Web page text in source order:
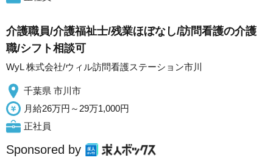
介護職員/介護福祉士/残業ほぼなし/訪問看護の介護
職/シフト相談可
WyL 株式会社/ウィル訪問看護ステーション市川
千葉県 市川市
月給26万円～29万1,000円
正社員
Sponsored by